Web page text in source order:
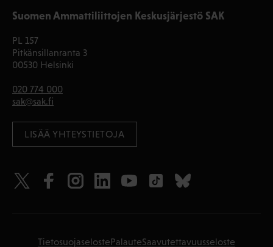
Suomen Ammattiliittojen Keskusjärjestö SAK
PL 157
Pitkänsillanranta 3
00530 Helsinki
020 774 000
sak@sak.fi
LISÄÄ YHTEYSTIETOJA
TietosuojaselostePalauteSaavutettavuusseloste